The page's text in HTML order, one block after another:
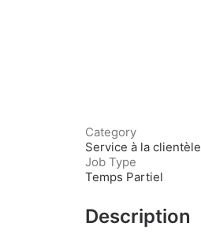
Category
Service à la clientèle
Job Type
Temps Partiel
Description